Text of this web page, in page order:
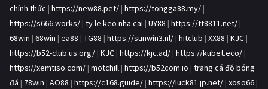
chính thức | https://new88.pet/ | https://tongga88.my/ |
https://s666.works/ | ty le keo nha cai | UY88 | https://tt8811.net/ |
68win | 68win | ea88 | TG88 | https://sunwin3.nl/ | hitclub | XX88 | KJC |
https://b52-club.us.org/ | KJC | https://kjc.ad/ | https://kubet.eco/ |
https://xemtiso.com/ | motchill | https://b52com.io | trang cá độ bóng
đá | 78win | AO88 | https://c168.guide/ | https://luck81.jp.net/ | xoso66 |